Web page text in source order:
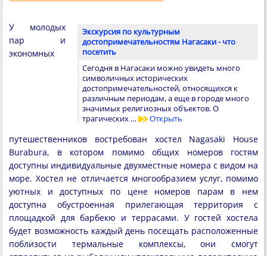
Экскурсия по культурным
достопримечательностям Нагасаки - что
посетить
Сегодня в Нагасаки можно увидеть много
символичных исторических
достопримечательностей, относящихся к
различным периодам, а еще в городе много
значимых религиозных объектов. О
трагических …
Открыть
У молодых
пар и
экономных
путешественников востребован хостел Nagasaki House
Burabura, в котором помимо общих номеров гостям
доступны индивидуальные двухместные номера с видом на
море. Хостел не отличается многообразием услуг, помимо
уютных и доступных по цене номеров парам в нем
доступна обустроенная прилегающая территория с
площадкой для барбекю и террасами. У гостей хостела
будет возможность каждый день посещать расположенные
поблизости термальные комплексы, они смогут